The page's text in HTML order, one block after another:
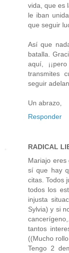
vida, que es
le iban
que seguir
Así que
batalla.
aquí,
transmites
seguir
Un abrazo,
Responder
RADICAL
Mariajo eres
sí que hay
citas. Todos
todos los
injusta
Sylvia) y si
tantos
((Mucho rollo
Tengo 2